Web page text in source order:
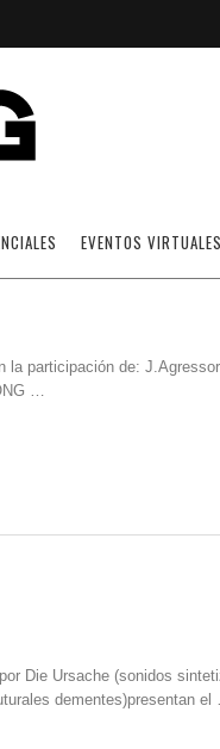
EVENTOS VIRTUALES
DESCABELLADAS
la participación de:
…
Die Ursache (sonidos
dementes)presentan